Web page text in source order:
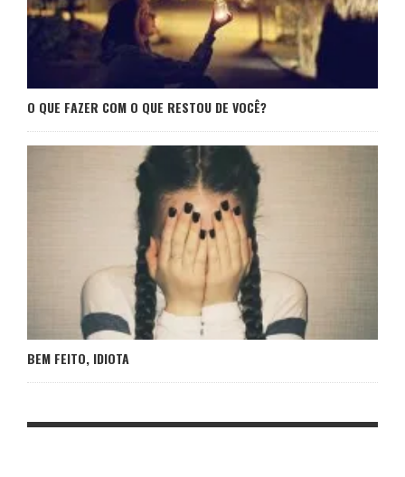
O QUE FAZER COM O QUE RESTOU DE VOCÊ?
BEM FEITO, IDIOTA